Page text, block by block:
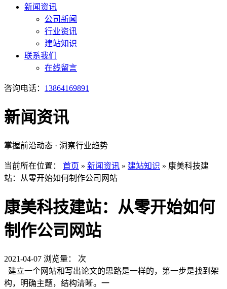
新闻资讯
公司新闻
行业资讯
建站知识
联系我们
在线留言
咨询电话： 13864169891
新闻资讯
掌握前沿动态 · 洞察行业趋势
当前所在位置： 首页 » 新闻资讯 » 建站知识 » 康美科技建
站：从零开始如何制作公司网站
康美科技建站：从零开始如何
制作公司网站
2021-04-07 浏览量：
次
建立一个网站和写出论文的思路是一样的，第一步是找到架
构，明确主题，结构清晰。一